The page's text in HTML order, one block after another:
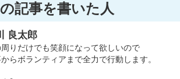
記事を書いた人
良太郎
りだけでも笑顔になって欲しいので
らボランティアまで全力で行動します。